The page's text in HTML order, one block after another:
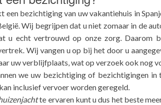
een bezichtiging van uw vakantiehuis in
Wij begrijpen dat u niet zomaar in de
u echt vertrouwd op onze zorg. Daarom
Wij vangen u op bij het door u
uw verblijfplaats, wat op verzoek ook nog
we uw bezichtiging of bezichtigingen in
inclusief vervoer worden geregeld.
te ervaren kunt u dus het beste